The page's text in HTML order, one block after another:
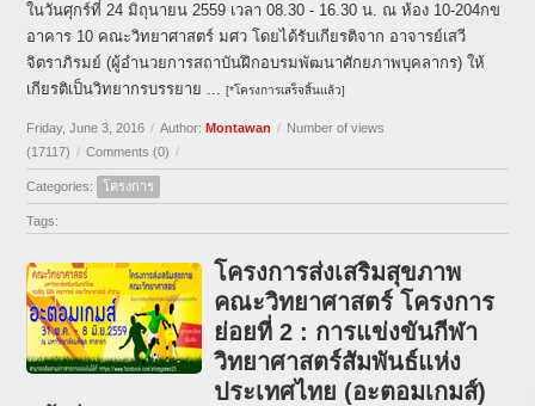
ในวันศุกร์ที่ 24 มิถุนายน 2559 เวลา 08.30 - 16.30 น. ณ ห้อง 10-204กข
อาคาร 10 คณะวิทยาศาสตร์ มศว โดยได้รับเกียรติจาก อาจารย์เสวี
จิตราภิรมย์ (ผู้อำนวยการสถาบันฝึกอบรมพัฒนาศักยภาพบุคลากร) ให้
เกียรติเป็นวิทยากรบรรยาย ...[*โครงการเสร็จสิ้นแล้ว]
Friday, June 3, 2016 / Author:Montawan / Number of views
(17117) / Comments (0) /
Categories: โครงการ
Tags:
โครงการส่งเสริมสุขภาพ
คณะวิทยาศาสตร์ โครงการ
ย่อยที่ 2 : การแข่งขันกีฬา
วิทยาศาสตร์สัมพันธ์แห่ง
ประเทศไทย (อะตอมเกมส์)